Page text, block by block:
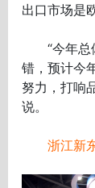
出口市场是
“今年总
错，预计今
努力，打响
说。
浙江新